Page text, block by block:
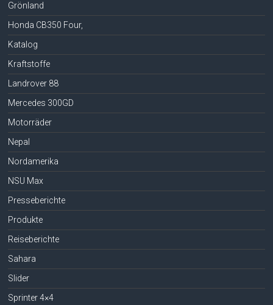
Grönland
Honda CB350 Four,
Katalog
Kraftstoffe
Landrover 88
Mercedes 300GD
Motorräder
Nepal
Nordamerika
NSU Max
Presseberichte
Produkte
Reiseberichte
Sahara
Slider
Sprinter 4×4